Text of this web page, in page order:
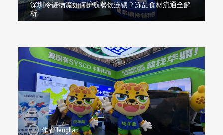
深圳冷链物流如何护航餐饮连锁？冻品食材流通全解
析
作者lenglian